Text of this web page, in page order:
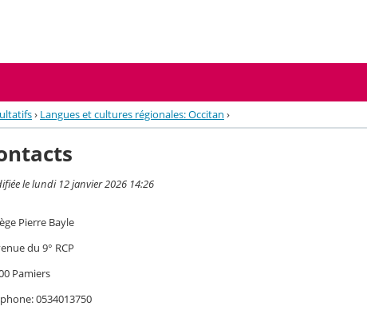
› Langues et cultures régionales: Occitan ›
le lundi 12 janvier 2026 14:26
Pierre Bayle
du 9° RCP
Pamiers
0534013750